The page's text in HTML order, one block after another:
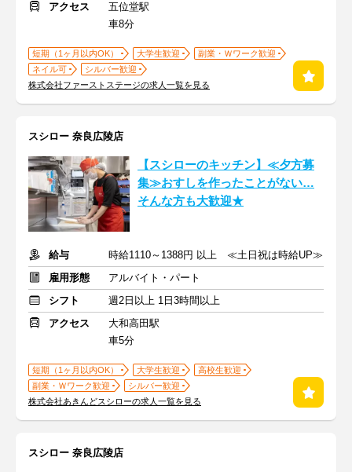
アクセス
五位堂駅
車8分
短期（1ヶ月以内OK） 大学生歓迎
副業・Ｗワーク歓迎
ネイル可
シルバー歓迎
株式会社ファーストステージの求人一覧を見る
スシロー 奈良広陵店
【スシローのキッチン】≪夕方募
集≫おすしを作ったことがない…
そんな方も大歓迎★
給与
時給1110～1388円 以上 ≪土日祝は時給UP≫
雇用形態
アルバイト・パート
シフト
週2日以上 1日3時間以上
アクセス
大和高田駅
車5分
短期（1ヶ月以内OK） 大学生歓迎
高校生歓迎
副業・Ｗワーク歓迎
シルバー歓迎
株式会社あきんどスシローの求人一覧を見る
スシロー 奈良広陵店